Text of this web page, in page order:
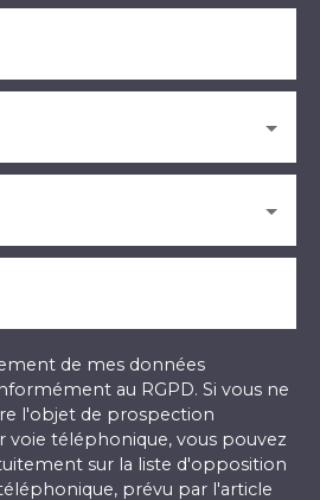
de mes données
au RGPD. Si vous ne
l'objet de prospection
voie téléphonique, vous pouvez
sur la liste d'opposition
prévu par l'article